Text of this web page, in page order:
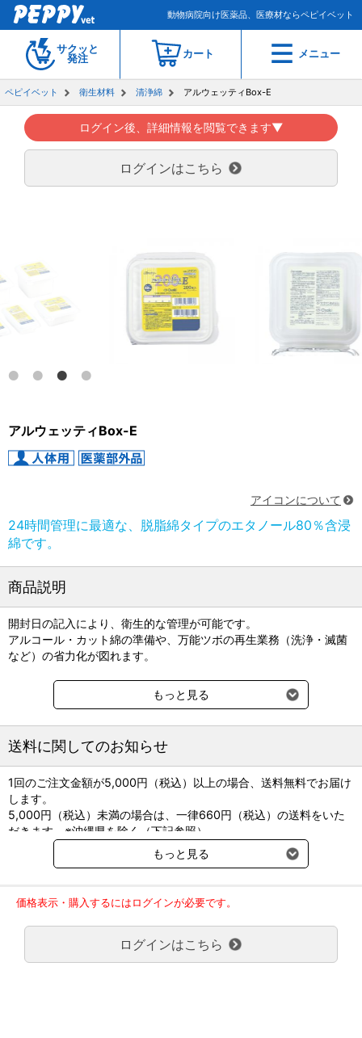
動物病院向け医薬品、医療材ならペピイベット
サクッと
発注
カート メニュー
ペピイベット 衛生材料 清浄綿 アルウェッティBox-E
ログイン後、詳細情報を閲覧できます▼
ログインはこちら
アルウェッティBox-E
アイコンについて
24時間管理に最適な、脱脂綿タイプのエタノール80％含浸
綿です。
商品説明
開封日の記入により、衛生的な管理が可能です。
アルコール・カット綿の準備や、万能ツボの再生業務（洗浄・滅菌
など）の省力化が図れます。
●材質：綿100％
●サイズ：40×40mm
方精製水／適量
オオサキメディカル
指定医薬部外品
販売名：酒精綿GX
承認番号：22200DZX01613000
製造国：中国
もっと見る
送料に関してのお知らせ
1回のご注文金額が5,000円（税込）以上の場合、送料無料でお届け
します。
5,000円（税込）未満の場合は、一律660円（税込）の送料をいた
だきます。※沖縄県を除く（下記参照）
※2017年11月14日（火）より沖縄県へのお届けにつきましては、1
回のご注文金額（税込）が、30,000円以上で配送無料となります。
ご了承のほどよろしくお願い致します。
弊社都合でお届けが２回以上に分かれる場合の送料負担は、１回分
のみで新たな送料は発生しません。
大型商品送料が必要な商品をご注文の場合は、大型商品送料のみご
負担頂きます。
もっと見る
価格表示・購入するにはログインが必要です。
ログインはこちら